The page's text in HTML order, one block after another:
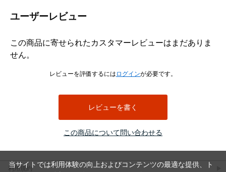
この商品について問い合わせる
ユーザーレビュー
この商品に寄せられたカスタマーレビューはまだありま
せん。
レビューを評価するには ログインが必要です。
レビューを書く
利用規約
当サイトでは利用体験の向上およびコンテンツの最適な提供、ト